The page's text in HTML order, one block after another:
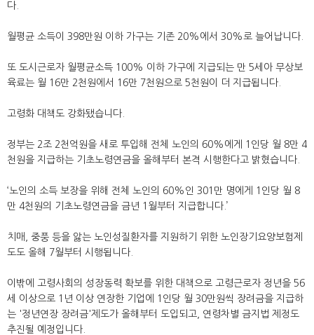
다.
월평균 소득이 398만원 이하 가구는 기존 20%에서 30%로 늘어납니다.
또 도시근로자 월평균소득 100% 이하 가구에 지급되는 만 5세아 무상보
육료는 월 16만 2천원에서 16만 7천원으로 5천원이 더 지급됩니다.
고령화 대책도 강화됐습니다.
정부는 2조 2천억원을 새로 투입해 전체 노인의 60%에게 1인당 월 8만 4
천원을 지급하는 기초노령연금을 올해부터 본격 시행한다고 밝혔습니다.
‘노인의 소득 보장을 위해 전체 노인의 60%인 301만 명에게 1인당 월 8
만 4천원의 기초노령연금을 금년 1월부터 지급합니다.’
치매, 중풍 등을 앓는 노인성질환자를 지원하기 위한 노인장기요양보험제
도도 올해 7월부터 시행됩니다.
이밖에 고령사회의 성장동력 확보를 위한 대책으로 고령근로자 정년을 56
세 이상으로 1년 이상 연장한 기업에 1인당 월 30만원씩 장려금을 지급하
는 '정년연장 장려금'제도가 올해부터 도입되고, 연령차별 금지법 제정도
추진될 예정입니다.